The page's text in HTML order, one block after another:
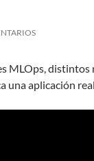
MLOps,
aplicación